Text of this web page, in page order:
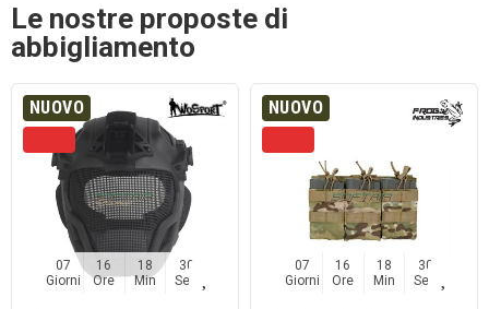
Le nostre proposte di
abbigliamento
NUOVO
07
Giorni
16
Ore
18
Min
30
Sec
NUOVO
07
Giorni
16
Ore
18
Min
30
Sec